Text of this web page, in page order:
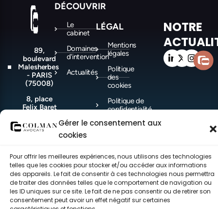
Gérer le consentement aux
cookies
Pour offrir les meilleures expériences, nous utilisons des technologies
telles que les cookies pour stocker et/ou accéder aux informations
des appareils. Le fait de consentir à ces technologies nous permettra
de traiter des données telles que le comportement de navigation ou
les ID uniques sur ce site. Le fait de ne pas consentir ou de retirer son
consentement peut avoir un effet négatif sur certaines
89,
boulevard
Malesherbes
- PARIS
(75008)
8, place
Felix Baret
MARSEILLE
(13006)
DÉCOUVRIR
Le
cabinet
Domaines
d'intervention
Actualités
LÉGAL
Mentions
légales
Politique
des
cookies
Politique de
confidentialité
NOTRE
©COLMAN Avocats 2021-2026 – Tous droits réservés – made with ♥ by
CEC.